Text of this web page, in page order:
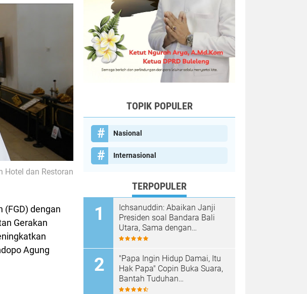
Hotel dan Restoran
(FGD) dengan
Gerakan
Agung
TOPIK POPULER
Nasional
Internasional
TERPOPULER
Ichsanuddin: Abaikan Janji
Presiden soal Bandara Bali
Utara, Sama dengan
Membangkang Kebijakan
"Papa Ingin Hidup Damai, Itu
Hak Papa" Copin Buka Suara,
Bantah Tuduhan
Pembongkaran Merajan di